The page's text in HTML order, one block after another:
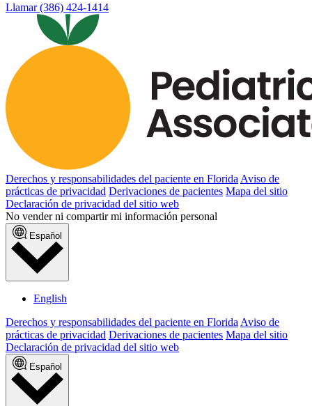
Llamar (386) 424-1414
Derechos y responsabilidades del paciente en Florida Aviso de
prácticas de privacidad Derivaciones de pacientes Mapa del sitio
Declaración de privacidad del sitio web
No vender ni compartir mi información personal
Español
English
Derechos y responsabilidades del paciente en Florida Aviso de
prácticas de privacidad Derivaciones de pacientes Mapa del sitio
Declaración de privacidad del sitio web
Español